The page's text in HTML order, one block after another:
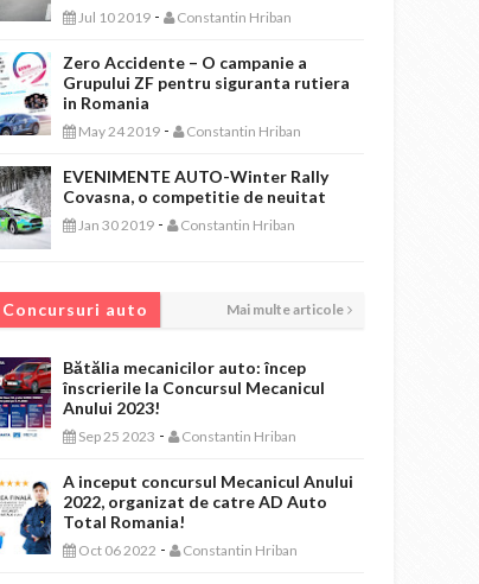
Jul 10 2019 - Constantin Hriban
Zero Accidente – O campanie a
Grupului ZF pentru siguranta rutiera
in Romania
May 24 2019 - Constantin Hriban
EVENIMENTE AUTO-Winter Rally
Covasna, o competitie de neuitat
Jan 30 2019 - Constantin Hriban
Concursuri auto Mai multe articole
Bătălia mecanicilor auto: încep
înscrierile la Concursul Mecanicul
Anului 2023!
Sep 25 2023 - Constantin Hriban
A inceput concursul Mecanicul Anului
2022, organizat de catre AD Auto
Total Romania!
Oct 06 2022 - Constantin Hriban